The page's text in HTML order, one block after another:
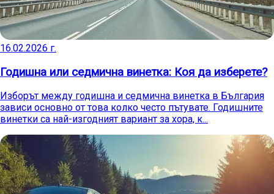
16.02.2026 г.
Годишна или седмична винетка: Коя да изберете?
Изборът между годишна и седмична винетка в България
зависи основно от това колко често пътувате. Годишните
винетки са най-изгодният вариант за хора, к...